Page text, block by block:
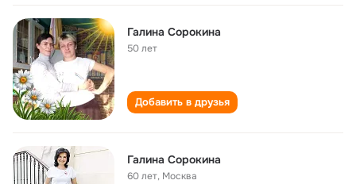
Галина Сорокина
50 лет
Добавить в друзья
Галина Сорокина
60 лет, Москва